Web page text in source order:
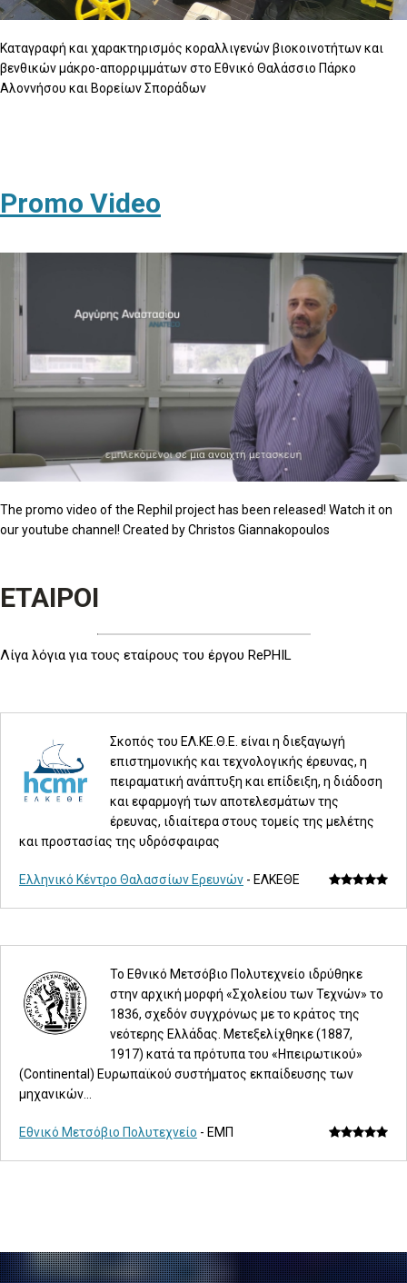
Καταγραφή και χαρακτηρισμός κοραλλιγενών βιοκοινοτήτων και
βενθικών μάκρο-απορριμμάτων στο Εθνικό Θαλάσσιο Πάρκο
Αλοννήσου και Βορείων Σποράδων
Promo Video
The promo video of the Rephil project has been released! Watch it on
our youtube channel! Created by Christos Giannakopoulos
ΕΤΑΙΡΟΙ
Λίγα λόγια για τους εταίρους του έργου RePHIL
Σκοπός του ΕΛ.ΚΕ.Θ.Ε. είναι η διεξαγωγή
επιστημονικής και τεχνολογικής έρευνας, η
πειραματική ανάπτυξη και επίδειξη, η διάδοση
και εφαρμογή των αποτελεσμάτων της
έρευνας, ιδιαίτερα στους τομείς της μελέτης
και προστασίας της υδρόσφαιρας
Ελληνικό Κέντρο Θαλασσίων Ερευνών - ΕΛΚΕΘΕ
Το Εθνικό Μετσόβιο Πολυτεχνείο ιδρύθηκε
στην αρχική μορφή «Σχολείου των Τεχνών» το
1836, σχεδόν συγχρόνως με το κράτος της
νεότερης Ελλάδας. Μετεξελίχθηκε (1887,
1917) κατά τα πρότυπα του «Ηπειρωτικού»
(Continental) Ευρωπαϊκού συστήματος εκπαίδευσης των
μηχανικών...
Εθνικό Μετσόβιο Πολυτεχνείο - ΕΜΠ